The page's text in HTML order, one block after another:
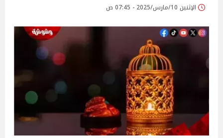
الإثنين 10/مارس/2025 - 07:45 ص